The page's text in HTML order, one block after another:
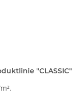
"CLASSIC"